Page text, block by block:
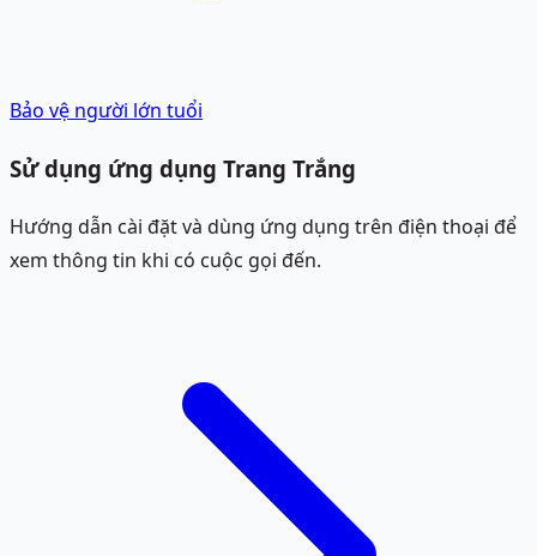
Bảo vệ người lớn tuổi
Sử dụng ứng dụng Trang Trắng
Hướng dẫn cài đặt và dùng ứng dụng trên điện thoại để
xem thông tin khi có cuộc gọi đến.